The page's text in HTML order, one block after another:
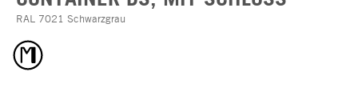
RAL 7021 Schwarzgrau